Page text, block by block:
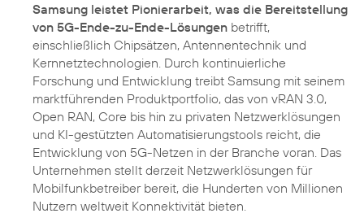
Samsung leistet Pionierarbeit, was die Bereitstellung
von 5G-Ende-zu-Ende-Lösungen betrifft,
einschließlich Chipsätzen, Antennentechnik und
Kernnetztechnologien. Durch kontinuierliche
Forschung und Entwicklung treibt Samsung mit seinem
marktführenden Produktportfolio, das von vRAN 3.0,
Open RAN, Core bis hin zu privaten Netzwerklösungen
und KI-gestützten Automatisierungstools reicht, die
Entwicklung von 5G-Netzen in der Branche voran. Das
Unternehmen stellt derzeit Netzwerklösungen für
Mobilfunkbetreiber bereit, die Hunderten von Millionen
Nutzern weltweit Konnektivität bieten.